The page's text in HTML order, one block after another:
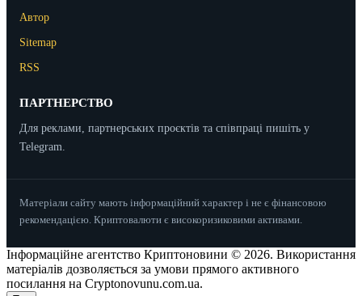
Автор
Sitemap
RSS
ПАРТНЕРСТВО
Для реклами, партнерських проєктів та співпраці пишіть у
Telegram.
Матеріали сайту мають інформаційний характер і не є фінансовою
рекомендацією. Криптовалюти є високоризиковими активами.
Інформаційне агентство Криптоновини © 2026. Використання
матеріалів дозволяється за умови прямого активного
посилання на Cryptonovunu.com.ua.